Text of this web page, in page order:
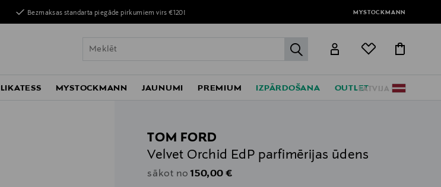
Bezmaksas standarta piegāde pirkumiem virs €120! MYSTOCKMANN
label.header.go
LATVIJA
MYSTOCKMANN JAUNUMI PREMIUM IZPĀRDOŠANA OUTLET
TOM FORD
Velvet Orchid EdP parfimērijas ūdens
sākot no Original Price
150,00 €